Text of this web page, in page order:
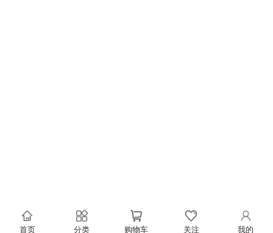
首页 分类 购物车 关注 我的